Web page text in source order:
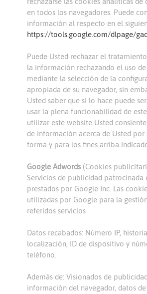
en todos los navegadores. Puede
información al respecto en el
https://tools.google.com/dlpage/
Puede Usted rechazar el
la información rechazando el uso
mediante la selección de la
apropiada de su navegador, sin
Usted saber que si lo hace puede
usar la plena funcionabilidad de
utilizar este website Usted
de información acerca de Usted por
forma y para los fines arriba
Google Adwords (Cookies
Servicios de publicidad patrocinada
prestados por Google Inc. Las
utilizadas por Google para la
referidos servicios
Datos recabados: Número IP,
localización, ID de dispositivo y
teléfono.
Además de: Visionados de
información del navegador, datos